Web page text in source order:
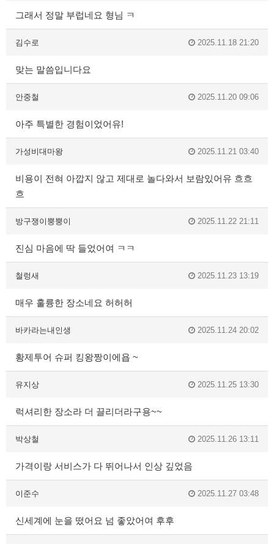
그래서 정말 부럽네요 형님 ㅋ
김수로 2025.11.18 21:20
맞는 말씀입니다요
안중철 2025.11.20 09:06
아주 특별한 경험이었어유!
가성비대마왕 2025.11.21 03:40
비용이 전혀 아깝지 않고 제대로 놀다와서 보람있어유 흐흐
흐
방구쟁이뿡뿡이 2025.11.22 21:11
진심 마음에 딱 들었어여 ㅋㅋ
철렁새 2025.11.23 13:19
매우 훌륭한 장소네요 허허허
바카라는내인생 2025.11.24 20:02
황제투어 슈퍼 킹왕짱이에욥 ~
유지상 2025.11.25 13:30
럭셔리한 장소라 더 끌리더라구용~~
박상철 2025.11.26 13:11
가격이랑 서비스가 다 뛰어나서 인상 깊었음
이준수 2025.11.27 03:48
신세계에 눈을 떴어요 넘 좋았어여 후후